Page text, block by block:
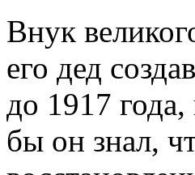
Внук
его дед
до 1917
бы он знал,